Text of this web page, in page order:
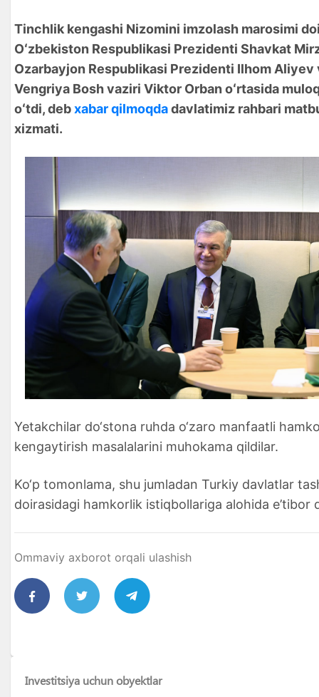
Tinchlik kengashi Nizomini imzolash marosimi
Oʻzbekiston Respublikasi Prezidenti Shavkat
Ozarbayjon Respublikasi Prezidenti Ilhom Aliyev
Vengriya Bosh vaziri Viktor Orban oʻrtasida
oʻtdi, debxabar qilmoqdadavlatimiz rahbari
xizmati.
Yetakchilar do‘stona ruhda o‘zaro manfaatli
kengaytirish masalalarini muhokama qildilar.
Ko‘p tomonlama, shu jumladan Turkiy davlatlar
doirasidagi hamkorlik istiqbollariga alohida e’tibor
Ommaviy axborot orqali ulashish
Investitsiya uchun obyektlar